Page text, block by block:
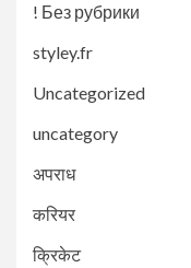
! Без рубрики
styley.fr
Uncategorized
uncategory
अपराध
करियर
क्रिकेट